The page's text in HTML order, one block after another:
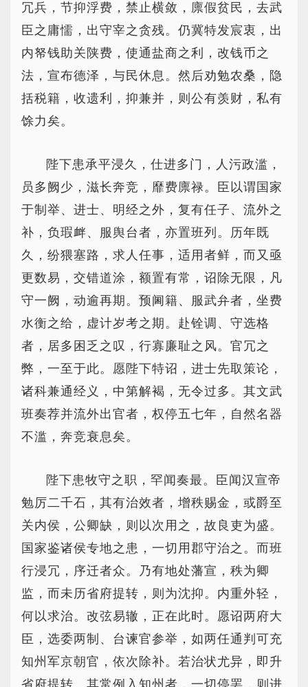
冗兵，节抑浮费，禁止横敛，廪假贫民，去武
臣之庸懦，出守宰之贪残。仍冀特发宸衷，出
内帑钱助关陕费，使通盐商之利，改钱币之
法，宣布德泽，与民休息。然后劝勉农桑，隐
括税籍，收遗利，抑兼并，则公有羡财，私有
馀力矣。
陛下患承平浸久，仕进多门，人污政滥，
员多阙少，滋长奔竞，靡费廪禄。臣以谓国家
于制举、进士、明经之外，复有任子、流外之
补，负瑕衅、服舆台者，亦置班列。历年既
久，纷猥塞路，求人任事，适用者鲜，而又亟
更数易，交错道涂，额置有常，诏除无限，凡
守一阙，动逾再期。预阃籍、服武弁者，坐费
水衡之给，虚计岁考之期。赴铨调、守选格
者，居多困乏之叹，行寡廉耻之风。官冗之
弊，一至于此。愿陛下特诏，进士先取策论，
诸科兼通经义，中第解褐，无令过多。其文武
班奏荐并流外出官者，权停五七年，自然名器
不滥，奔竞衰息矣。
陛下患牧守之职，罕闻奏最。臣闻汉宣帝
勉厉二千石，其有治效者，增秩赐金，或爵至
关内侯，公卿缺，则以次用之，故良吏为盛。
国家鉴诸侯专地之患，一切用郡守治之。而班
行浸冗，序迁者众。乃有地处藩宣，秩为卿
监，而未历省府提转，则为沈抑。内重外轻，
何以求治。改弦易辙，正在此时。愿诏两府大
臣，选委两制、台谏官参举，如两任通判可充
知州军京朝官，依次除补。若治状尤异，即升
省府提转。其常例入知州者，一切停罢，则进